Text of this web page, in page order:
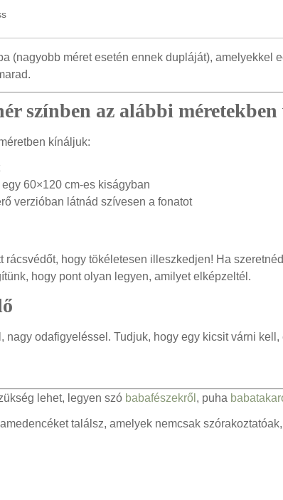
(nagyobb méret esetén ennek dupláját), amelyekkel
színben az alábbi
kínáljuk:
60×120 cm-es kiságyban
verzióban látnád szívesen a fonatot
hogy tökéletesen illeszkedjen! Ha
hogy pont olyan legyen, amilyet elképzeltél.
odafigyeléssel. Tudjuk, hogy egy kicsit várni
lehet, legyen szó babafészekről , puha
találsz, amelyek nemcsak